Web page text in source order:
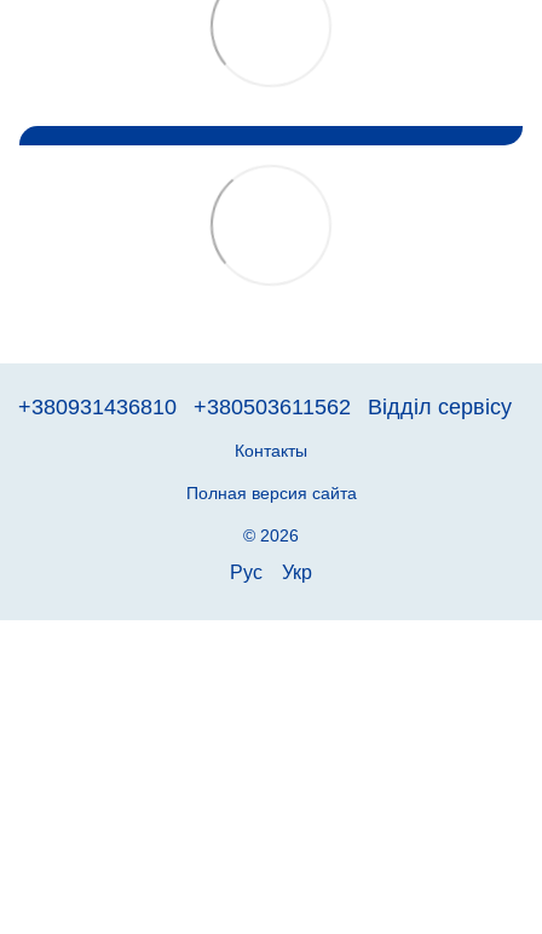
+380931436810 +380503611562 Відділ сервісу
Контакты
Полная версия сайта
© 2026
Рус Укр